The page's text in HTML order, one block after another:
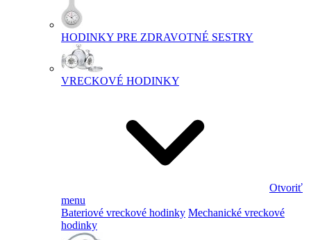
HODINKY PRE ZDRAVOTNÉ SESTRY
VRECKOVÉ HODINKY
Otvoriť
menu
Bateriové vreckové hodinky Mechanické vreckové
hodinky